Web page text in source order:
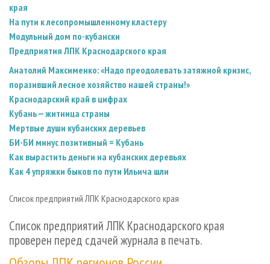
края
На пути к лесопромышленному кластеру
Модульный дом по-кубански
Предприятия ЛПК Краснодарского края
Анатолий Максименко: «Надо преодолевать затяжной кризис,
поразивший лесное хозяйство нашей страны!»
Краснодарский край в цифрах
Кубань — житница страны
Мертвые души кубанских деревьев
БИ-БИ минус позитивный = Кубань
Как вырастить деньги на кубанских деревьях
Как 4 упряжки быков по пути Ильича шли
Список предприятий ЛПК Краснодарского края
Список предприятий ЛПК Краснодарского края
проверен перед сдачей журнала в печать.